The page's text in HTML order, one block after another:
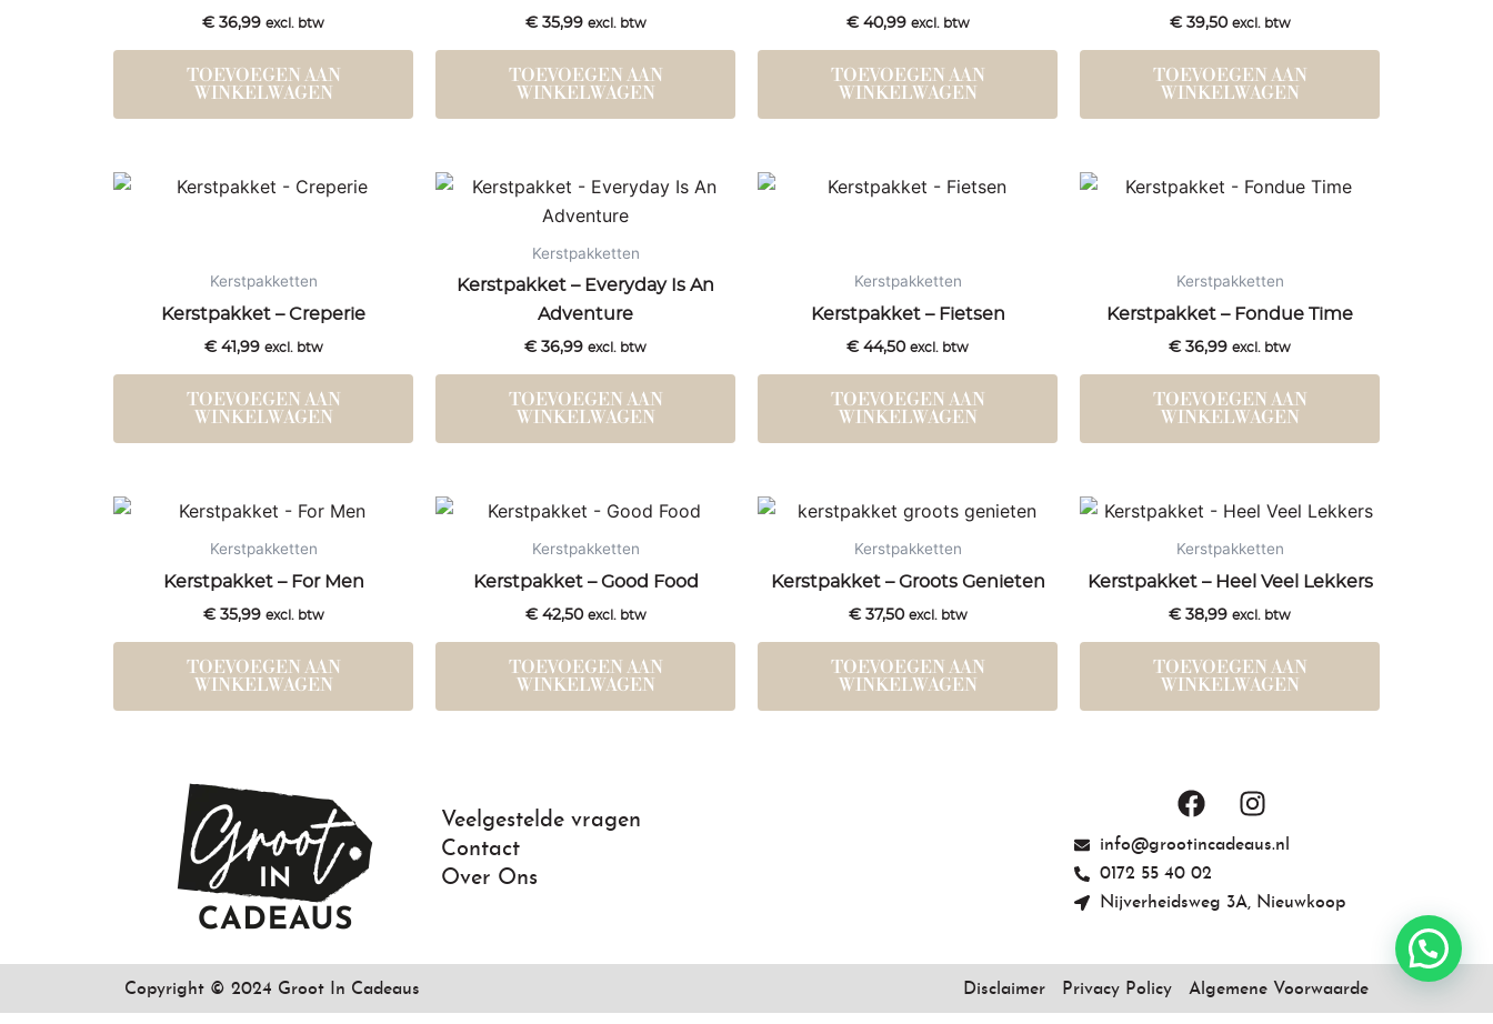
€36,99 excl. btw
TOEVOEGEN AAN
WINKELWAGEN
€35,99 excl. btw
TOEVOEGEN AAN
WINKELWAGEN
€40,99 excl. btw
TOEVOEGEN AAN
WINKELWAGEN
€39,50 excl. btw
TOEVOEGEN AAN
WINKELWAGEN
Kerstpakketten
Kerstpakket – Creperie
€41,99 excl. btw
TOEVOEGEN AAN
WINKELWAGEN
Kerstpakketten
Kerstpakket – Everyday Is An
Adventure
€36,99 excl. btw
TOEVOEGEN AAN
WINKELWAGEN
Kerstpakketten
Kerstpakket – Fietsen
€44,50 excl. btw
TOEVOEGEN AAN
WINKELWAGEN
Kerstpakketten
Kerstpakket – Fondue Time
€36,99 excl. btw
TOEVOEGEN AAN
WINKELWAGEN
Kerstpakketten
Kerstpakket – For Men
€35,99 excl. btw
TOEVOEGEN AAN
WINKELWAGEN
Kerstpakketten
Kerstpakket – Good Food
€42,50 excl. btw
TOEVOEGEN AAN
WINKELWAGEN
Kerstpakketten
Kerstpakket – Groots Genieten
€37,50 excl. btw
TOEVOEGEN AAN
WINKELWAGEN
Kerstpakketten
Kerstpakket – Heel Veel Lekkers
€38,99 excl. btw
TOEVOEGEN AAN
WINKELWAGEN
Veelgestelde vragen
Contact
Over Ons
F
a
c
e
b
k
I
n
s
a
a
m
info@grootincadeaus.nl
0172 55 40 02
Nijverheidsweg 3A, Nieuwkoop
Copyright © 2024 Groot In Cadeaus Disclaimer Privacy Policy Algemene Voorwaarde